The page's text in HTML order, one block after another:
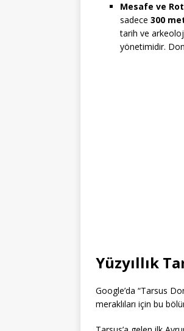
Mesafe ve
sadece 300
tarih ve
yönetimidir.
Yüzyıllık
Google’da “Tarsus
meraklıları için bu